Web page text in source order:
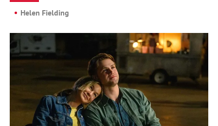
Helen Fielding